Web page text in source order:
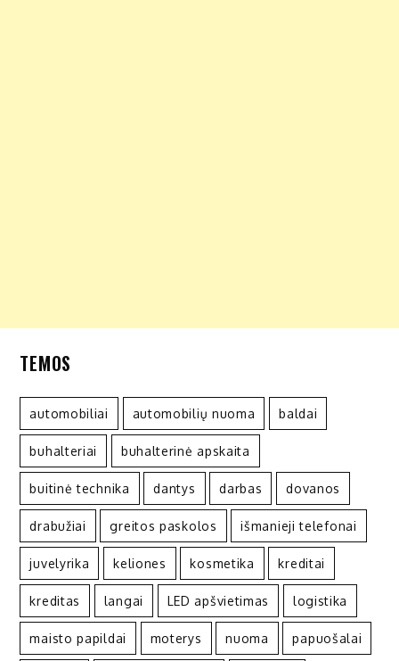
TEMOS
automobiliai automobilių nuoma baldai
buhalteriai buhalterinė apskaita
buitinė technika dantys darbas dovanos
drabužiai greitos paskolos išmanieji telefonai
juvelyrika keliones kosmetika kreditai
kreditas langai LED apšvietimas logistika
maisto papildai moterys nuoma papuošalai